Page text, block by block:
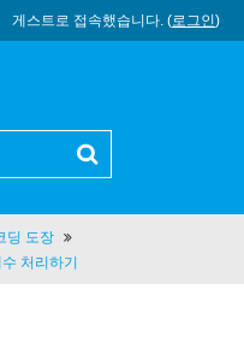
게스트로 접속했습니다. (로그인)
딩 도장
처리하기